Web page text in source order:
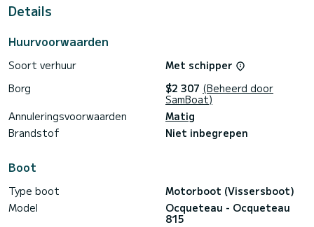
Details
Huurvoorwaarden
Soort verhuur
Met schipper
Borg
$2 307 (Beheerd door
SamBoat)
Annuleringsvoorwaarden
Matig
Brandstof
Niet inbegrepen
Boot
Type boot
Motorboot (Vissersboot)
Model
Ocqueteau - Ocqueteau
815